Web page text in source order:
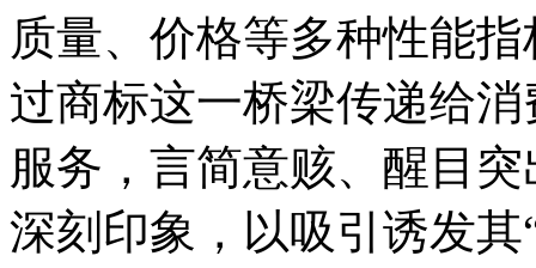
质量、价格等多种性能
过商标这一桥梁传递给
服务，言简意赅、醒目
深刻印象，以吸引诱发